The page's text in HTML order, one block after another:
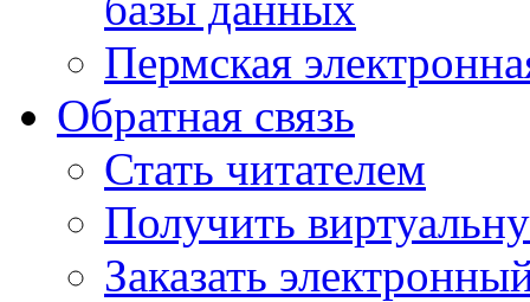
Пермская
Обратная связь
Стать читателем
Получить
Заказать